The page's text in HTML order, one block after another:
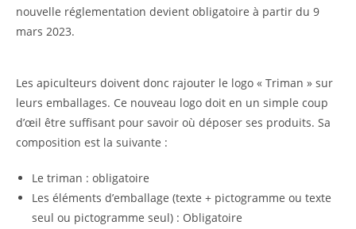
nouvelle réglementation devient obligatoire à partir du 9
mars 2023.
Les apiculteurs doivent donc rajouter le logo « Triman » sur
leurs emballages. Ce nouveau logo doit en un simple coup
d’œil être suffisant pour savoir où déposer ses produits. Sa
composition est la suivante :
Le triman : obligatoire
Les éléments d’emballage (texte + pictogramme ou texte
seul ou pictogramme seul) : Obligatoire